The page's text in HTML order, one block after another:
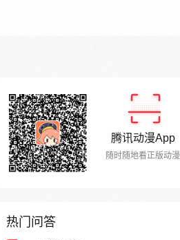
腾讯动漫App
随时随地看正版动漫
热门问答